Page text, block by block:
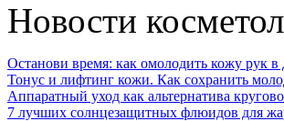
Новости
Останови время: как омолодить кожу рук
Тонус и лифтинг кожи. Как сохранить
Аппаратный уход как альтернатива
7 лучших солнцезащитных флюидов для